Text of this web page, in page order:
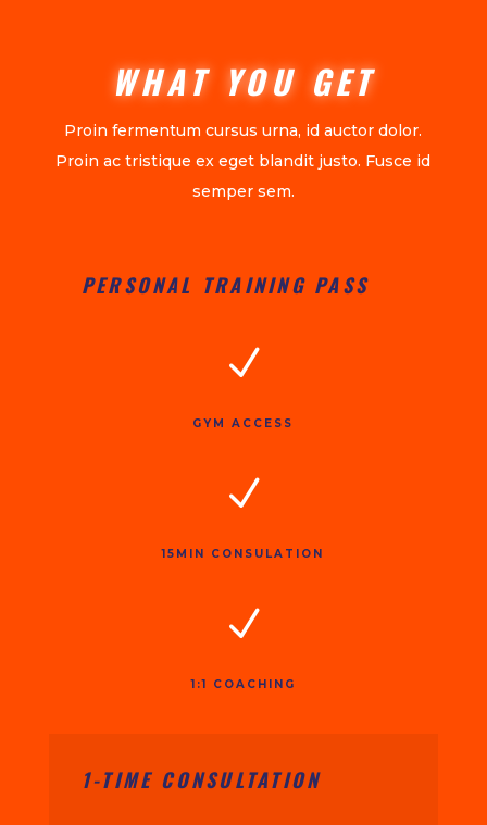
WHAT YOU GET
Proin fermentum cursus urna, id auctor dolor.
Proin ac tristique ex eget blandit justo. Fusce id
semper sem.
PERSONAL TRAINING PASS
N
GYM ACCESS
N
15MIN CONSULATION
N
1:1 COACHING
1-TIME CONSULTATION